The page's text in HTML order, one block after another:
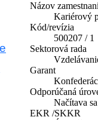
Názov
Kariérový
Kód/revízia
500207 / 1
Sektorová rada
Garant
Odporúčaná
Načítava
EKR /SKKR